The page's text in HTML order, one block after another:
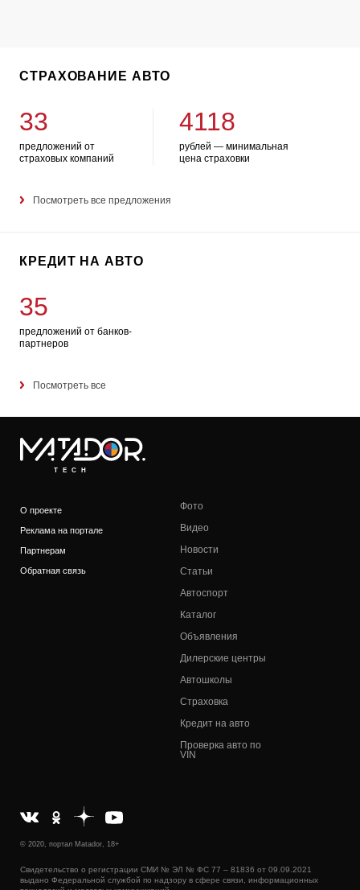
СТРАХОВАНИЕ АВТО
33
предложений от
страховых компаний
4118
рублей — минимальная
цена страховки
Посмотреть все предложения
КРЕДИТ НА АВТО
35
предложений от банков-
партнеров
Посмотреть все
TECH
О проекте
Реклама на портале
Партнерам
Обратная связь
Фото
Видео
Новости
Статьи
Автоспорт
Каталог
Объявления
Дилерские центры
Автошколы
Страховка
Кредит на авто
Проверка авто по
VIN
© 2020, портал Matador, 18+
Свидетельство о регистрации СМИ № ЭЛ № ФС 77 – 81836 от 09.09.2021
выдано Федеральной службой по надзору в сфере связи, информационных